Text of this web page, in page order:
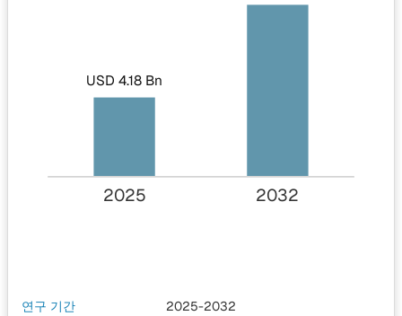
USD 4.18 Bn
2025 2032
연구 기간 2025-2032